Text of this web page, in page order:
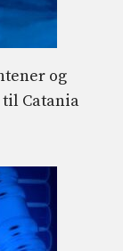
og
Catania